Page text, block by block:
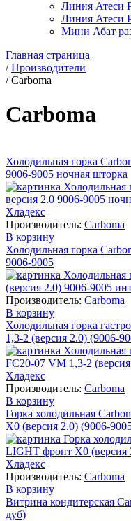
Линия Атеси
Линия Атеси
Мини Абат
Главная страница
/Производители
/Carboma
Carboma
Холодильная горка
9006-9005 ночная шторка
Производитель: Carboma
В корзину
Холодильная горка
9006-9005
Производитель: Carboma
В корзину
Холодильная горка
1,3-2 (версия 2.0) (9006-
Производитель: Carboma
В корзину
Горка холодильная
Х0 (версия 2.0) (9006-
Производитель: Carboma
В корзину
Витрина кондитерская
дуб)